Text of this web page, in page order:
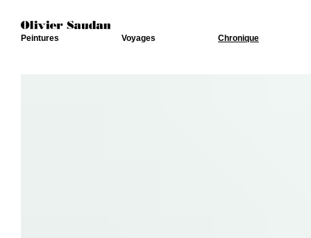
Peintures Voyages Chronique